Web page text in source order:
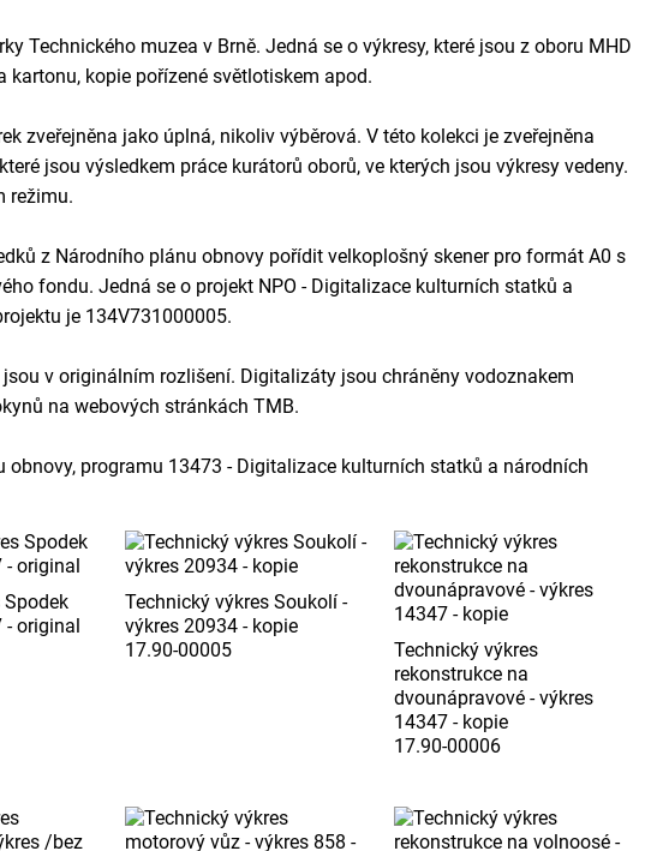
Technického muzea v Brně. Jedná se o výkresy, které jsou z oboru MHD
kopie pořízené světlotiskem apod.
zveřejněna jako úplná, nikoliv výběrová. V této kolekci je zveřejněna
jsou výsledkem práce kurátorů oborů, ve kterých jsou výkresy vedeny.
režimu.
z Národního plánu obnovy pořídit velkoplošný skener pro formát A0 s
fondu. Jedná se o projekt NPO - Digitalizace kulturních statků a
je 134V731000005.
v originálním rozlišení. Digitalizáty jsou chráněny vodoznakem
na webových stránkách TMB.
programu 13473 - Digitalizace kulturních statků a národních
- original
Technický výkres Soukolí -
výkres 20934 - kopie
17.90-00005
Technický výkres
rekonstrukce na
dvounápravové - výkres
14347 - kopie
17.90-00006